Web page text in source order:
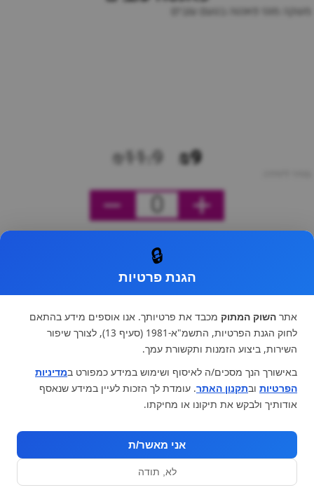
0
משקה מוגז פאנטה בטעם ענבים
₪9
₪11.9
0
🔒
הגנת פרטיות
אתר השוק המתוק מכבד את פרטיותך. אנו אוספים מידע בהתאם
לחוק הגנת הפרטיות, התשמ"א-1981 (סעיף 13), לצורך שיפור
השירות, ביצוע הזמנות ותקשורת עמך.
באישורך הנך מסכים/ה לאיסוף ושימוש במידע כמפורט במדיניות
הפרטיות ובתקנון האתר. עומדת לך הזכות לעיין במידע שנאסף
אודותיך ולבקש את תיקונו או מחיקתו.
אני מאשר/ת
לא, תודה